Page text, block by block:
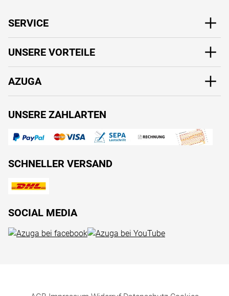
SERVICE
UNSERE VORTEILE
AZUGA
UNSERE ZAHLARTEN
SCHNELLER VERSAND
SOCIAL MEDIA